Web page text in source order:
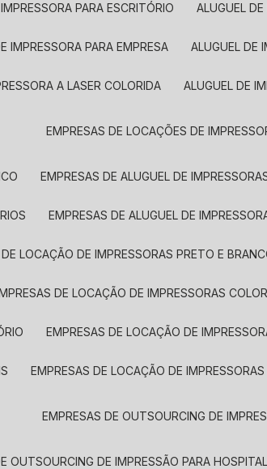
IMPRESSORA PARA ESCRITÓRIO ALUGUEL
IMPRESSORA PARA EMPRESA ALUGUEL
A LASER COLORIDA ALUGUEL DE
EMPRESAS DE LOCAÇÕES DE
EMPRESAS DE ALUGUEL DE
EMPRESAS DE ALUGUEL DE
DE LOCAÇÃO DE IMPRESSORAS PRETO E
DE LOCAÇÃO DE IMPRESSORAS
EMPRESAS DE LOCAÇÃO DE
EMPRESAS DE LOCAÇÃO DE
EMPRESAS DE OUTSOURCING DE
OUTSOURCING DE IMPRESSÃO PARA HOSPITAL